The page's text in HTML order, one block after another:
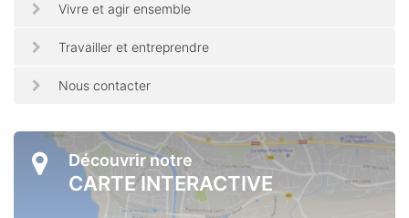
Vivre et agir ensemble
Travailler et entreprendre
Nous contacter
Découvrir notre
CARTE INTERACTIVE